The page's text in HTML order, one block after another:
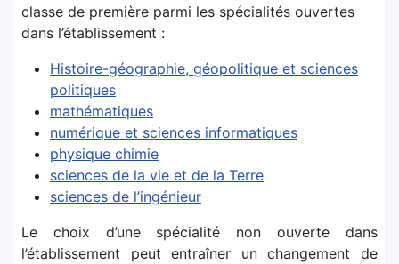
classe de première parmi les spécialités ouvertes
dans l’établissement :
Histoire-géographie, géopolitique et sciences
politiques
mathématiques
numérique et sciences informatiques
physique chimie
sciences de la vie et de la Terre
sciences de l’ingénieur
Le choix d’une spécialité non ouverte dans
l’établissement peut entraîner un changement de